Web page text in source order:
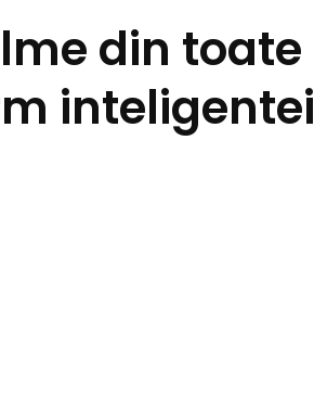
din toate
inteligentei